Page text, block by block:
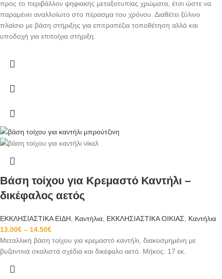
προς το περιβάλλον ψηφιακής μεταξοτυπίας χρώματα, έτσι ώστε να
παραμένει αναλλοίωτο στο πέρασμα του χρόνου. Διαθέτει ξύλινο
πλαίσιο με βάση στήριξης για επιτραπέζια τοποθέτηση αλλά και
υποδοχή για επιτοίχια στήριξη.
Βάση τοίχου για Κρεμαστό Καντήλι –
δικέφαλος αετός
ΕΚΚΛΗΣΙΑΣΤΙΚΑ ΕΙΔΗ, Καντήλια, ΕΚΚΛΗΣΙΑΣΤΙΚΑ ΟΙΚΙΑΣ, Καντήλια
13.00€ – 14.50€
Μεταλλική βάση τοίχου για κρεμαστό καντήλι, διακοσμημένη με
βυζαντινά σκαλιστά σχέδια και δικέφαλο αετό. Μήκος: 17 εκ.